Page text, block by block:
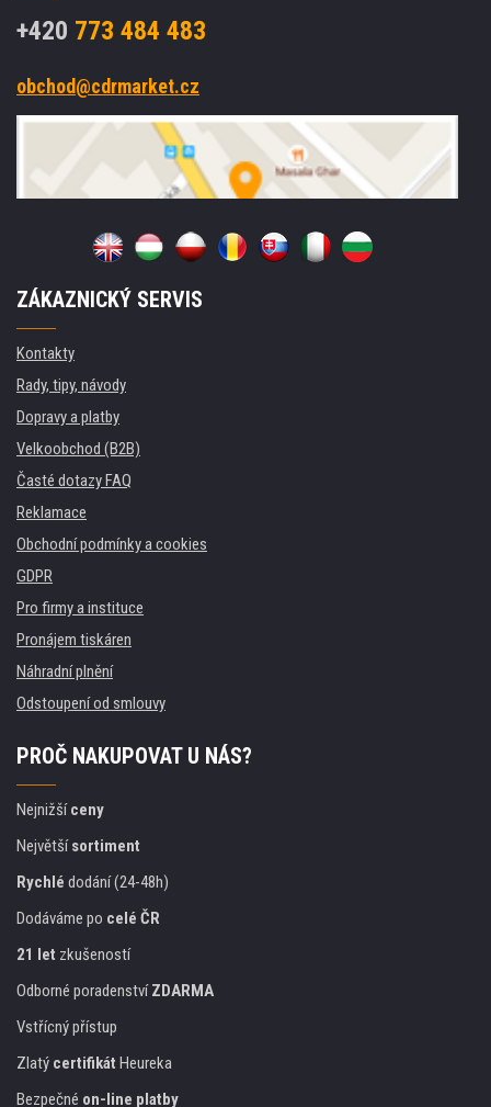
+420 773 484 483
obchod@cdrmarket.cz
ZÁKAZNICKÝ SERVIS
Kontakty
Rady, tipy, návody
Dopravy a platby
Velkoobchod (B2B)
Časté dotazy FAQ
Reklamace
Obchodní podmínky a cookies
GDPR
Pro firmy a instituce
Pronájem tiskáren
Náhradní plnění
Odstoupení od smlouvy
PROČ NAKUPOVAT U NÁS?
Nejnižšíceny
Největšísortiment
Rychlé dodání (24-48h)
Dodáváme po celé ČR
21 let zkušeností
Odborné poradenstvíZDARMA
Vstřícný přístup
Zlatý certifikát Heureka
Bezpečné on-line platby